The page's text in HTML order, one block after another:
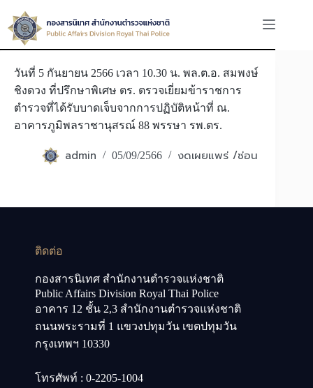
to
content
วันที่ 5 กันยายน 2566 เวลา 10.30 น. พล.ต.อ. สมพงษ์
ชิงดวง ที่ปรึกษาพิเศษ ตร. ตรวจเยี่ยมข้าราชการ
ตำรวจที่ได้รับบาดเจ็บจากการปฏิบัติหน้าที่ ณ.
อาคารภูมิพลราชานุสรณ์ 88 พรรษา รพ.ตร.
admin 05/09/2566 งดเผยแพร่ /ซ่อน
ติดต่อ
กองสารนิเทศ สำนักงานตำรวจแห่งชาติ
Public Affairs Division Royal Thai Police
อาคาร 12 ชั้น 2,3 สำนักงานตำรวจแห่งชาติ
ถนนพระรามที่ 1 แขวงปทุมวัน เขตปทุมวัน
กรุงเทพฯ 10330
โทรศัพท์ : 0-2205-1004